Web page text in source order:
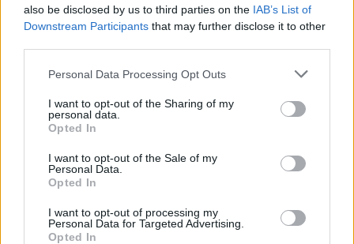
also be disclosed by us to third parties on the IAB’s List of
Downstream Participants that may further disclose it to other
Personal Data Processing Opt Outs
I want to opt-out of the Sharing of my
personal data.
Opted In
I want to opt-out of the Sale of my
Personal Data.
Opted In
I want to opt-out of processing my
Personal Data for Targeted Advertising.
Opted In
Davis Cup: Ο εκπληκτικός Θάνος λύγισε τον
Αντράντε και πλησιάζει την πρόκριση η
Ελλάδα! (vids+pics)
τον Αντράντε, η Ελλάδα έκανε το 2-0 κόντρα στον
Ισημερινό και πλησιάζει στην πρόκριση.
04 Φεβρουαρίου 2023 15:26